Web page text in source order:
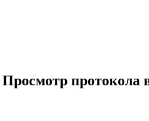
Просмотр протокола